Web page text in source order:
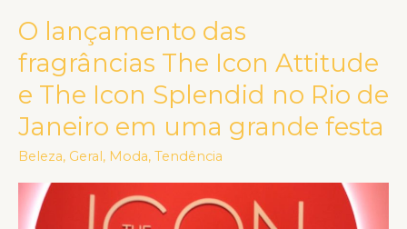
O lançamento das
fragrâncias The Icon Attitude
e The Icon Splendid no Rio de
Janeiro em uma grande festa
Beleza, Geral , Moda, Tendência
O
lançamento
das
fragrâncias
The
Icon
The